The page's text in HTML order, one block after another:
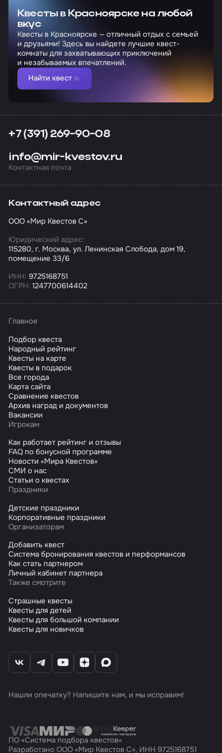
Квесты в Красноярске на любой
вкус
Квесты в Красноярске — отличный отдых с семьей
и друзьями! Здесь вы найдете лучшие квест-
комнаты для захватывающих приключений
и незабываемых впечатлений.
Найти квест
+7 (391) 269-90-08
info@mir-kvestov.ru
Контактная почта
Контактный адрес
ООО «Мир Квестов С»
Юридический адрес:
115280, г. Москва, ул. Ленинская Слобода, дом 19,
помещение 33/6
ИНН: 9725168751
ОГРН: 1247700614402
Главное
Подбор квеста
Народный рейтинг
Квесты на карте
Квесты в подарок
Все города
Карта сайта
Сравнение квестов
Архив наград и документов
Вакансии
Игрокам
Как работает рейтинг и отзывы
FAQ по бонусной программе
Новости «Мира Квестов»
СМИ о нас
Статьи о квестах
Праздники
Детские праздники
Корпоративные праздники
Организаторам
Добавить квест
Система бронирования квестов и перформансов
Как стать партнером
Личный кабинет партнера
Также смотрите
Страшные квесты
Квесты для детей
Квесты для большой компании
Квесты для новичков
Нашли опечатку? Напишите нам, и мы исправим!
ПО «Система подбора квестов»
Разработано ООО «Мир Квестов С», ИНН 9725168751